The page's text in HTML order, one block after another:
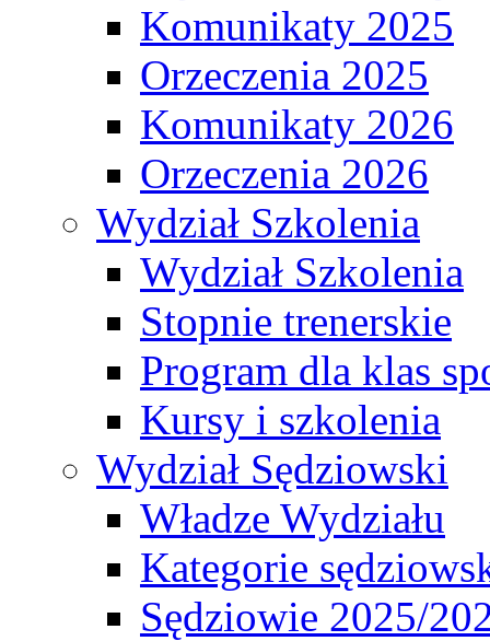
Komunikaty 2025
Orzeczenia 2025
Komunikaty 2026
Orzeczenia 2026
Wydział Szkolenia
Wydział Szkolenia
Stopnie trenerskie
Program dla klas
Kursy i szkolenia
Wydział Sędziowski
Władze Wydziału
Kategorie
Sędziowie 2025/